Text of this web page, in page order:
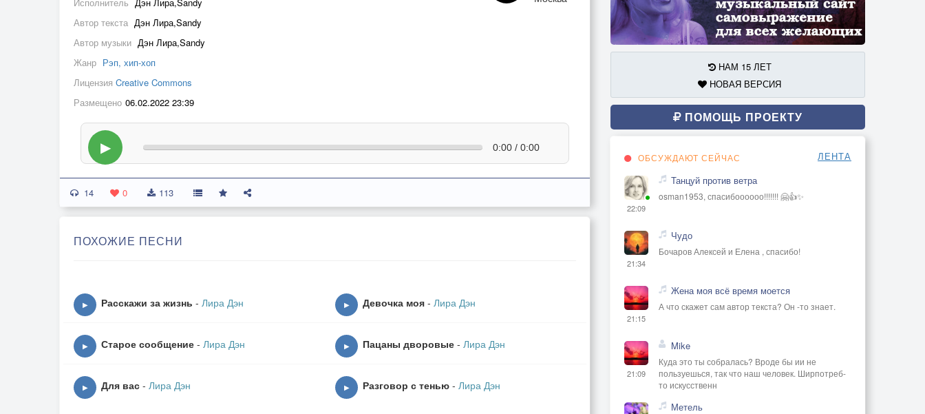
Автор текста Дэн Лира,Sandy
Автор музыки Дэн Лира,Sandy
Жанр Рэп, хип-хоп
Лицензия Creative Commons
Размещено 06.02.2022 23:39
▶ 0:00 / 0:00
14 0 113
ПОХОЖИЕ ПЕСНИ
▶ Расскажи за жизнь - Лира Дэн ▶ Девочка моя - Лира Дэн
▶ Старое сообщение - Лира Дэн ▶ Пацаны дворовые - Лира Дэн
▶ Для вас - Лира Дэн ▶ Разговор с тенью - Лира Дэн
НАМ 15 ЛЕТ
НОВАЯ ВЕРСИЯ
ПОМОЩЬ ПРОЕКТУ
ОБСУЖДАЮТ СЕЙЧАС ЛЕНТА
22:09
Танцуй против ветра
osman1953, спасибоооооо!!!!!!! 🤗👍✨
21:34
Чудо
Бочаров Алексей и Елена , спасибо!
21:15
Жена моя всё время моется
А что скажет сам автор текста? Он -то знает.
21:09
Mike
Куда это ты собралась? Вроде бы ии не
пользуешься, так что наш человек. Ширпотреб-
то искусственн
Метель